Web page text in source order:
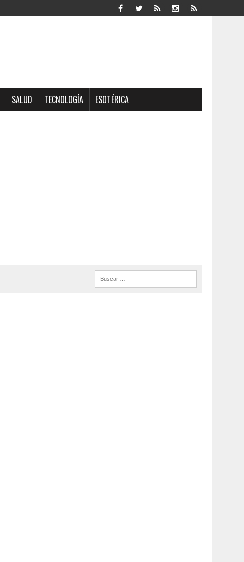
SALUD TECNOLOGÍA ESOTÉRICA